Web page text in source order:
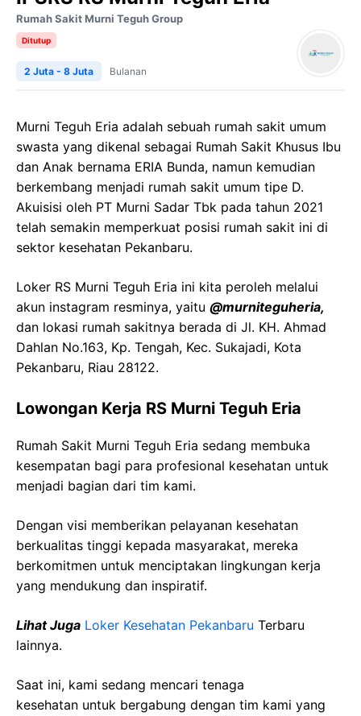
Rumah Sakit Murni Teguh Group
Ditutup
2 Juta - 8 Juta Bulanan
Murni Teguh Eria adalah sebuah rumah sakit umum
swasta yang dikenal sebagai Rumah Sakit Khusus Ibu
dan Anak bernama ERIA Bunda, namun kemudian
berkembang menjadi rumah sakit umum tipe D.
Akuisisi oleh PT Murni Sadar Tbk pada tahun 2021
telah semakin memperkuat posisi rumah sakit ini di
sektor kesehatan Pekanbaru.
Loker RS Murni Teguh Eria ini kita peroleh melalui
akun instagram resminya, yaitu @murniteguheria,
dan lokasi rumah sakitnya berada di Jl. KH. Ahmad
Dahlan No.163, Kp. Tengah, Kec. Sukajadi, Kota
Pekanbaru, Riau 28122.
Lowongan Kerja RS Murni Teguh Eria
Rumah Sakit Murni Teguh Eria sedang membuka
kesempatan bagi para profesional kesehatan untuk
menjadi bagian dari tim kami.
Dengan visi memberikan pelayanan kesehatan
berkualitas tinggi kepada masyarakat, mereka
berkomitmen untuk menciptakan lingkungan kerja
yang mendukung dan inspiratif.
Lihat Juga Loker Kesehatan Pekanbaru Terbaru
lainnya.
Saat ini, kami sedang mencari tenaga
kesehatan untuk bergabung dengan tim kami yang